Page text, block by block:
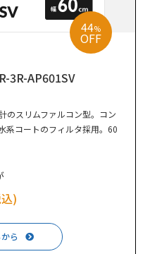
44%
OFF
3R-AP601SV
のスリムファルコン型。コン
系コートのフィルタ採用。60
)
ら